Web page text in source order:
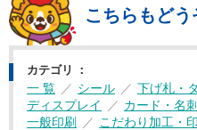
こちらもどう
カテゴリ
一 覧 シール 下げ札・
ディスプレイ
カード・名
一般印刷
こだわり加工・